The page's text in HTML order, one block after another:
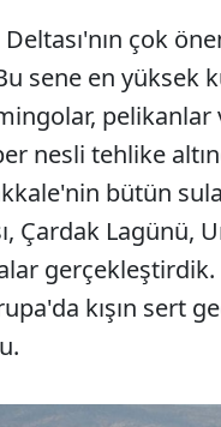
çok
sene en yüksek
pelikanlar
nesli tehlike
bütün
Çardak Lagünü,
gerçekleştirdik.
kışın sert